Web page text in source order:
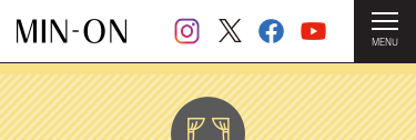
MENU
HOME ＞ 公演案内